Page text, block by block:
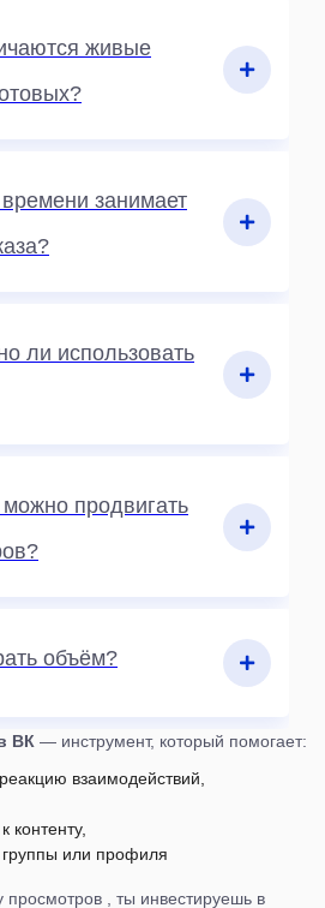
живые
занимает
ли использовать
продвигать
объём?
ВК — инструмент, который помогает:
взаимодействий,
контенту,
группы или профиля
просмотров , ты инвестируешь в